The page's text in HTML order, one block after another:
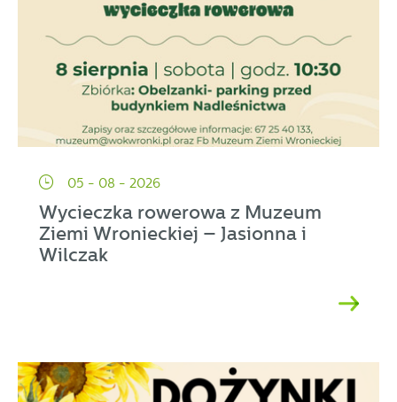
05 - 08 - 2026
Wycieczka rowerowa z Muzeum
Ziemi Wronieckiej – Jasionna i
Wilczak